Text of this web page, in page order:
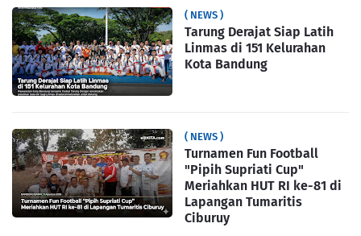
( NEWS )
Tarung Derajat Siap Latih
Linmas di 151 Kelurahan
Kota Bandung
( NEWS )
Turnamen Fun Football
"Pipih Supriati Cup"
Meriahkan HUT RI ke-81 di
Lapangan Tumaritis
Ciburuy